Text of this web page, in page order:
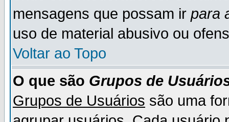
mensagens que possam ir para
uso de material abusivo ou
Voltar ao Topo
O que são Grupos de
Grupos de Usuários são uma